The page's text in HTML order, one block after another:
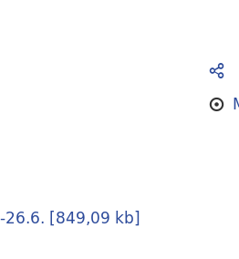
[849,09 kb]